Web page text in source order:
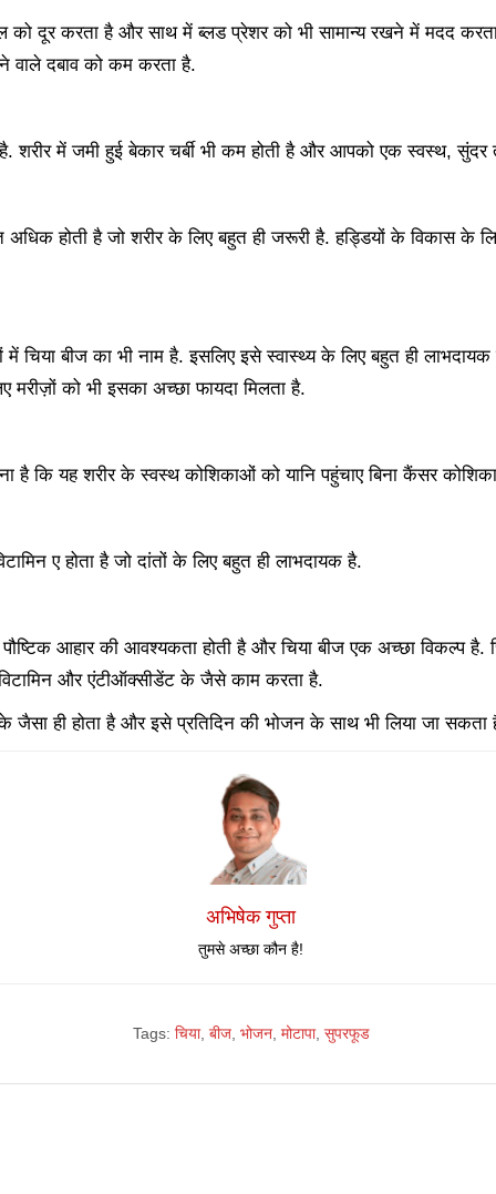
को दूर करता है और साथ में ब्लड प्रेशर को भी सामान्य रखने में मदद
वाले दबाव को कम करता है.
शरीर में जमी हुई बेकार चर्बी भी कम होती है और आपको एक स्वस्थ, सुंदर
अधिक होती है जो शरीर के लिए बहुत ही जरूरी है. हड्डियों के विकास के
में चिया बीज का भी नाम है. इसलिए इसे स्वास्थ्य के लिए बहुत ही
मरीज़ों को भी इसका अच्छा फायदा मिलता है.
है कि यह शरीर के स्वस्थ कोशिकाओं को यानि पहुंचाए बिना कैंसर
ए होता है जो दांतों के लिए बहुत ही लाभदायक है.
आहार की आवश्यकता होती है और चिया बीज एक अच्छा विकल्प
और एंटीऑक्सीडेंट के जैसे काम करता है.
जैसा ही होता है और इसे प्रतिदिन की भोजन के साथ भी लिया जा सकता
अभिषेक गुप्ता
तुमसे अच्छा कौन है!
Tags: चिया, बीज, भोजन, मोटापा, सुपरफूड